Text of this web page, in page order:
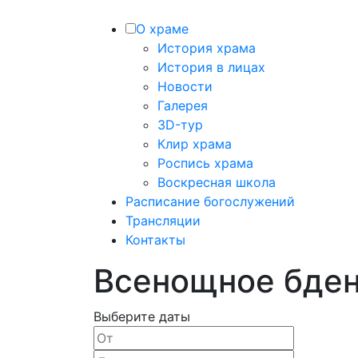
О храме
История храма
История в лицах
Новости
Галерея
3D-тур
Клир храма
Роспись храма
Воскресная школа
Расписание богослужений
Трансляции
Контакты
Всенощное
Выберите даты